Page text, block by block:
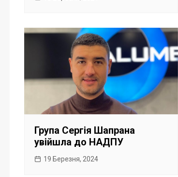
Група Сергія Шапрана
увійшла до НАДПУ
19 Березня, 2024